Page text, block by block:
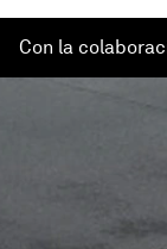
Con la